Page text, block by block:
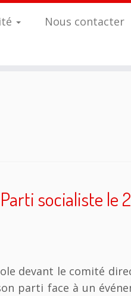
Nous contacter
socialiste le 2
devant le comité
parti face à un